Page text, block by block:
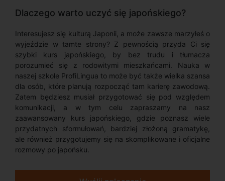
Dlaczego warto uczyć się japońskiego?
Interesujesz się kulturą Japonii, a może zawsze marzyłeś o
wyjeździe w tamte strony? Z pewnością przyda Ci się
szybki kurs japońskiego, by bez trudu i tłumacza
porozumieć się z rodowitymi mieszkańcami. Nauka w
naszej szkole ProfiLingua to może być także wielka szansa
dla osób, które planują rozpocząć tam karierę zawodową.
Zatem będziesz musiał przygotować się pod względem
komunikacji, a w tym celu zapraszamy na nasz
zaawansowany kurs japońskiego, gdzie poznasz wiele
przydatnych sformułowań, bardziej złożoną gramatykę,
ale również przygotujemy się na skomplikowane i oficjalne
rozmowy po japońsku.